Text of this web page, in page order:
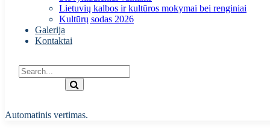
Lietuvių kalbos ir kultūros mokymai bei renginiai
Kultūrų sodas 2026
Galerija
Kontaktai
Automatinis vertimas.